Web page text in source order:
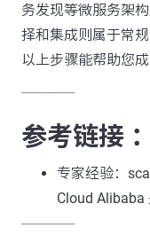
务发现等微服务架
择和集成则属于常
以上步骤能帮助您
---------------
参考链接 ：
专家经验：
Cloud Alibaba
---------------